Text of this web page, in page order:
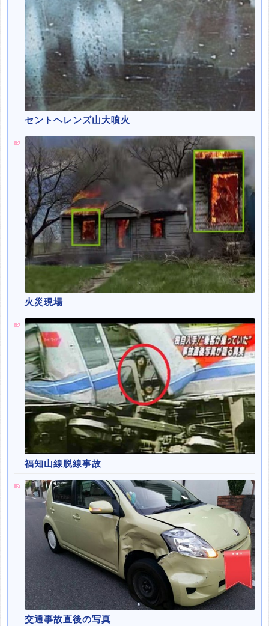
セントヘレンズ山大噴火
火災現場
福知山線脱線事故
交通事故直後の写真